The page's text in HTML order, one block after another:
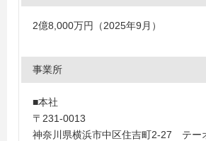
2億8,000万円（2025年9月）
事業所
■本社
〒231-0013
神奈川県横浜市中区住吉町2-27 テー